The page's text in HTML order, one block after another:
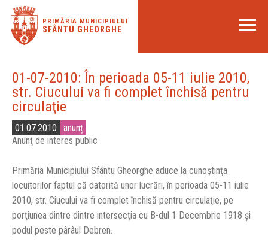
PRIMĂRIA MUNICIPIULUI
SFÂNTU GHEORGHE
01-07-2010: În perioada 05-11 iulie 2010,
str. Ciucului va fi complet închisă pentru
circulaţie
01.07.2010
anunț
Anunţ de interes public
Primăria Municipiului Sfântu Gheorghe aduce la cunoştinţa
locuitorilor faptul că datorită unor lucrări, în perioada 05-11 iulie
2010, str. Ciucului va fi complet închisă pentru circulaţie, pe
porţiunea dintre dintre intersecţia cu B-dul 1 Decembrie 1918 şi
podul peste pârâul Debren.